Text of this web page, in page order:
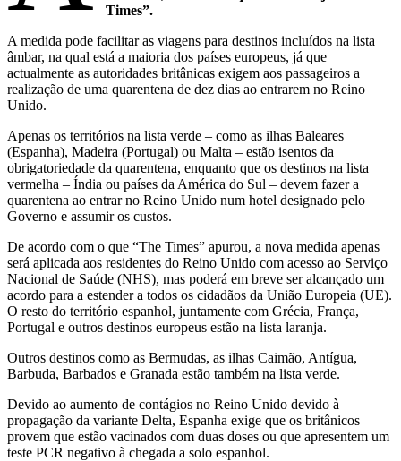
Times”.
A medida pode facilitar as viagens para destinos incluídos na lista
âmbar, na qual está a maioria dos países europeus, já que
actualmente as autoridades britânicas exigem aos passageiros a
realização de uma quarentena de dez dias ao entrarem no Reino
Unido.
Apenas os territórios na lista verde – como as ilhas Baleares
(Espanha), Madeira (Portugal) ou Malta – estão isentos da
obrigatoriedade da quarentena, enquanto que os destinos na lista
vermelha – Índia ou países da América do Sul – devem fazer a
quarentena ao entrar no Reino Unido num hotel designado pelo
Governo e assumir os custos.
De acordo com o que “The Times” apurou, a nova medida apenas
será aplicada aos residentes do Reino Unido com acesso ao Serviço
Nacional de Saúde (NHS), mas poderá em breve ser alcançado um
acordo para a estender a todos os cidadãos da União Europeia (UE).
O resto do território espanhol, juntamente com Grécia, França,
Portugal e outros destinos europeus estão na lista laranja.
Outros destinos como as Bermudas, as ilhas Caimão, Antígua,
Barbuda, Barbados e Granada estão também na lista verde.
Devido ao aumento de contágios no Reino Unido devido à
propagação da variante Delta, Espanha exige que os britânicos
provem que estão vacinados com duas doses ou que apresentem um
teste PCR negativo à chegada a solo espanhol.